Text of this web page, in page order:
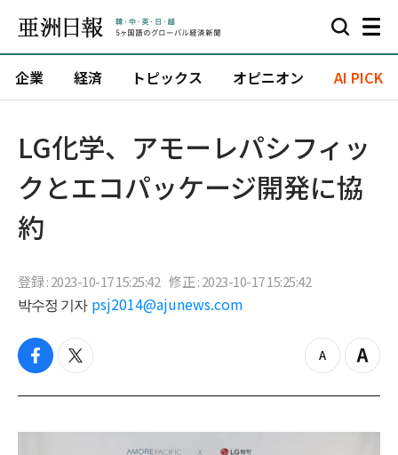
企業 経済 トピックス オピニオン AI PICK
​LG化学、アモーレパシフィッ
クとエコパッケージ開発に協
約
登録 : 2023-10-17 15:25:42 修正 : 2023-10-17 15:25:42
박수정 기자 psj2014@ajunews.com
f
c
b
t
i
t
z
o
o
Z
o
i